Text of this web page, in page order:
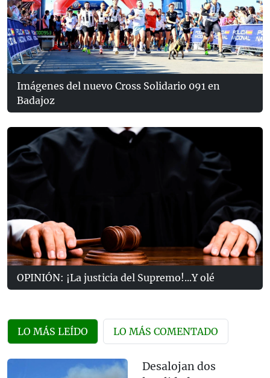
Imágenes del nuevo Cross Solidario 091 en
Badajoz
OPINIÓN: ¡La justicia del Supremo!...Y olé
LO MÁS LEÍDO LO MÁS COMENTADO
Desalojan dos